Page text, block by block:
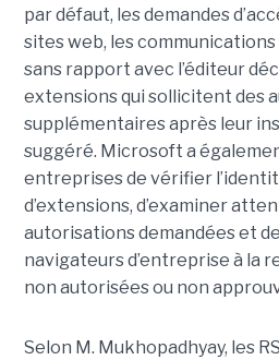
par défaut, les demandes
sites web, les
sans rapport avec l’éditeur
extensions qui sollicitent des
supplémentaires après leur
suggéré. Microsoft a
entreprises de vérifier
d’extensions, d’examiner
autorisations demandées et
navigateurs d’entreprise à la
non autorisées ou non
Selon M. Mukhopadhyay, les